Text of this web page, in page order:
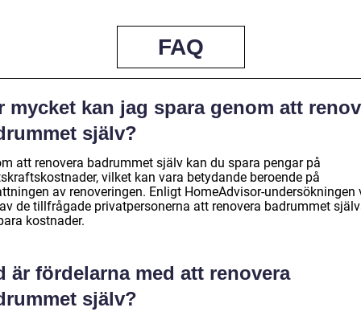
FAQ
mycket kan jag spara genom att
själv?
att renovera badrummet själv kan du spara pengar på
vilket kan vara betydande beroende på
av renoveringen. Enligt HomeAdvisor-undersökningen
de tillfrågade privatpersonerna att renovera badrummet
kostnader.
är fördelarna med att renovera
själv?